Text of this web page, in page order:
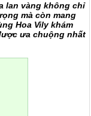
lan vàng không chỉ
mà còn mang
Hoa Vily khám
ưa chuộng nhất